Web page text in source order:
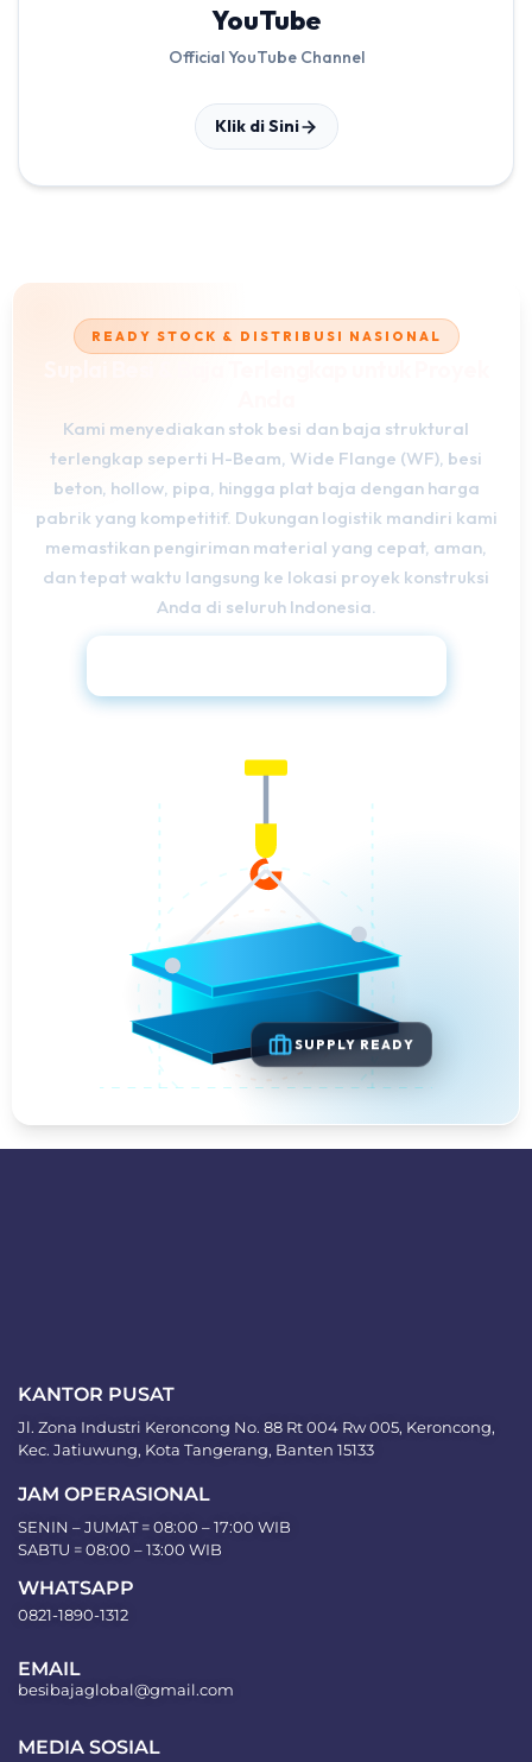
YouTube
Official YouTube Channel
Klik di Sini
READY STOCK & DISTRIBUSI NASIONAL
Kami menyediakan stok besi dan baja struktural
terlengkap seperti H-Beam, Wide Flange (WF), besi
beton, hollow, pipa, hingga plat baja dengan harga
pabrik yang kompetitif. Dukungan logistik mandiri kami
memastikan pengiriman material yang cepat, aman,
dan tepat waktu langsung ke lokasi proyek konstruksi
Anda di seluruh Indonesia.
SUPPLY READY
KANTOR PUSAT
Jl. Zona Industri Keroncong No. 88 Rt 004 Rw 005, Keroncong,
Kec. Jatiuwung, Kota Tangerang, Banten 15133
JAM OPERASIONAL
SENIN – JUMAT = 08:00 – 17:00 WIB
SABTU = 08:00 – 13:00 WIB
WHATSAPP
0821-1890-1312
EMAIL
besibajaglobal@gmail.com
MEDIA SOSIAL